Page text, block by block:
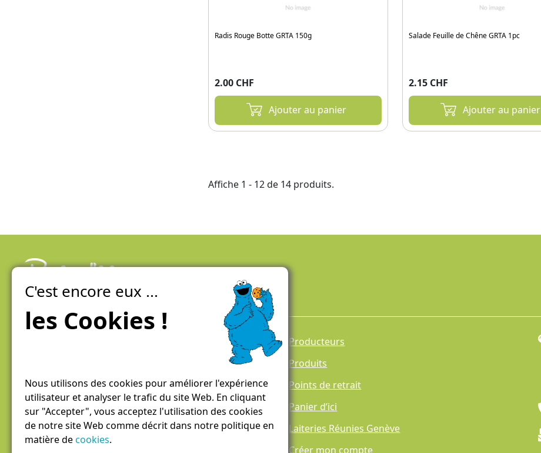
Radis Rouge Botte GRTA 150g
2.00 CHF
Ajouter au panier
Salade Feuille de Chêne GRTA 1pc
2.15 CHF
Ajouter au panier
Affiche 1 - 12 de 14 produits.
La ferme de Genève
Conditions générales de vente / Mentions légales
Producteurs
Produits
Points de retrait
Panier d’ici
Laiteries Réunies Genève
Créer mon compte
C'est encore eux ...
les Cookies !
Nous utilisons des cookies pour améliorer l'expérience
utilisateur et analyser le trafic du site Web. En cliquant
sur "Accepter", vous acceptez l'utilisation des cookies
de notre site Web comme décrit dans notre politique en
matière decookies.